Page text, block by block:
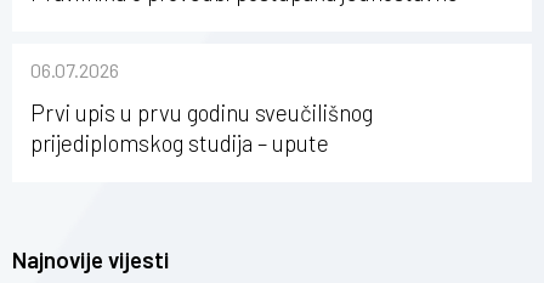
Osijeku
06.07.2026
Prvi upis u prvu godinu sveučilišnog
prijediplomskog studija – upute
Najnovije vijesti